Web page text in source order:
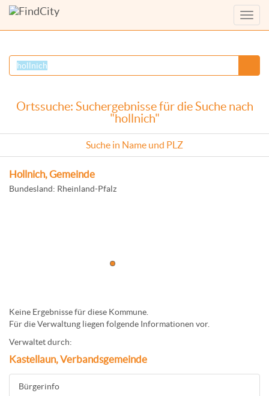
Menü
Ortssuche: Suchergebnisse für die Suche nach
"hollnich"
Suche in Name und PLZ
Hollnich, Gemeinde
Bundesland: Rheinland-Pfalz
Keine Ergebnisse für diese Kommune.
Für die Verwaltung liegen folgende Informationen vor.
Verwaltet durch:
Kastellaun, Verbandsgemeinde
Bürgerinfo